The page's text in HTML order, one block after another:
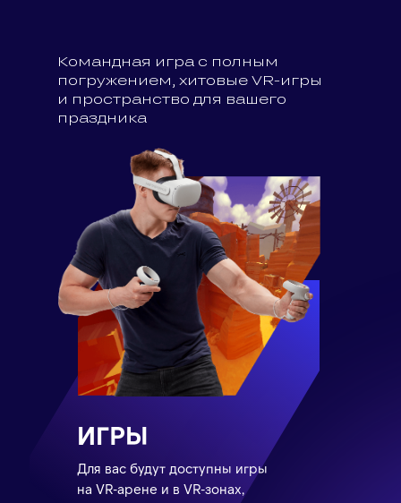
Для вас будут доступны игры
на VR-арене и в VR-зонах,
ИГРЫ
Командная игра с полным
погружением, хитовые VR-игры
и пространство для вашего
праздника